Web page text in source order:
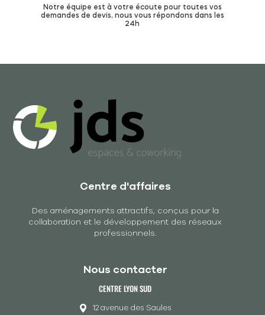
Notre équipe est à votre écoute pour toutes vos
demandes de devis, nous vous répondons dans les
24h
Centre d'affaires
Des aménagements attractifs, conçus pour la
collaboration et le développement des réseaux
professionnels.
Nous contacter
CENTRE LYON SUD
12 avenue des Saules